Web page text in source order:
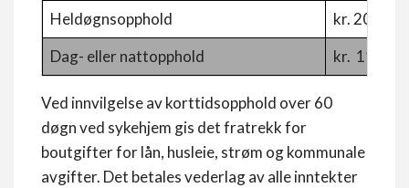
Heldøgnsopphold
kr. 205,-
Dag- eller nattopphold
kr. 115,-
Ved innvilgelse av korttidsopphold over 60
døgn ved sykehjem gis det fratrekk for
boutgifter for lån, husleie, strøm og kommunale
avgifter. Det betales vederlag av alle inntekter